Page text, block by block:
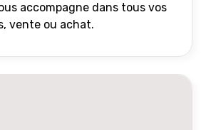
accompagne dans tous vos
vente ou achat.